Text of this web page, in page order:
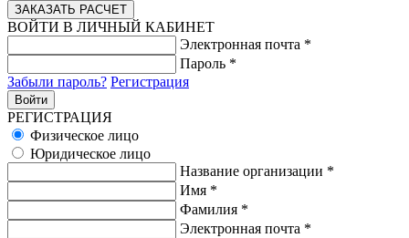
ВОЙТИ В ЛИЧНЫЙ КАБИНЕТ
Электронная почта *
Пароль *
Забыли пароль? Регистрация
РЕГИСТРАЦИЯ
Физическое лицо
Юридическое лицо
Название организации *
Имя *
Фамилия *
Электронная почта *